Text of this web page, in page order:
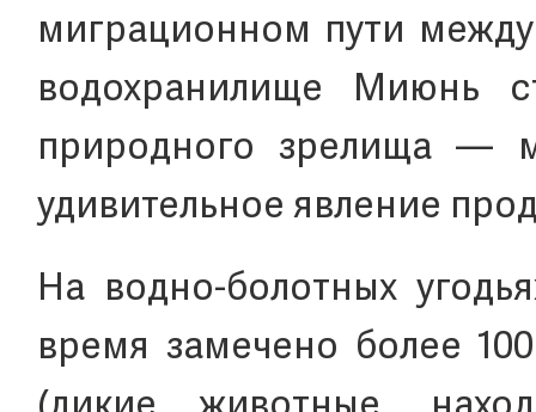
миграционном пути
водохранилище Миюнь
природного зрелища —
удивительное явление
На водно-болотных
время замечено более